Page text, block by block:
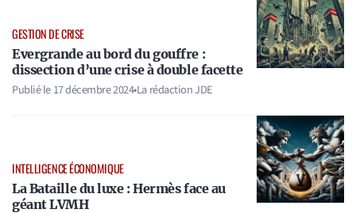
GESTION DE CRISE
Evergrande au bord du gouffre :
dissection d’une crise à double facette
Publié le17 décembre 2024•La rédaction JDE
INTELLIGENCE ÉCONOMIQUE
La Bataille du luxe : Hermès face au
géant LVMH